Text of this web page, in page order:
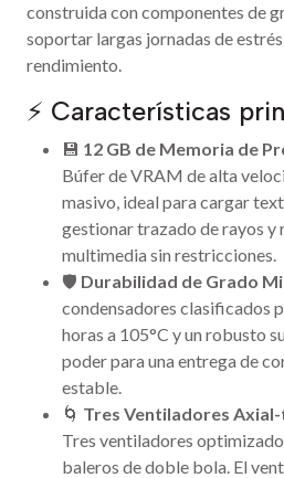
construida con componentes de
soportar largas jornadas de
rendimiento.
⚡ Características
💾 12 GB de Memoria de
Búfer de VRAM de alta
masivo, ideal para cargar
gestionar trazado de rayos
multimedia sin restricciones.
🛡️ Durabilidad de Grado
condensadores clasificados
horas a 105°C y un robusto
poder para una entrega de
estable.
🌀 Tres Ventiladores
Tres ventiladores
baleros de doble bola. El